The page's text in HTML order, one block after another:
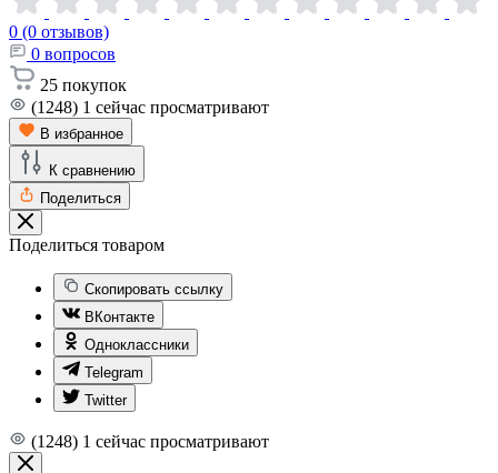
0 (0 отзывов)
0 вопросов
25 покупок
(1248) 1 сейчас просматривают
В избранное
К сравнению
Поделиться
Поделиться товаром
Скопировать ссылку
ВКонтакте
Одноклассники
Telegram
Twitter
(1248) 1 сейчас просматривают